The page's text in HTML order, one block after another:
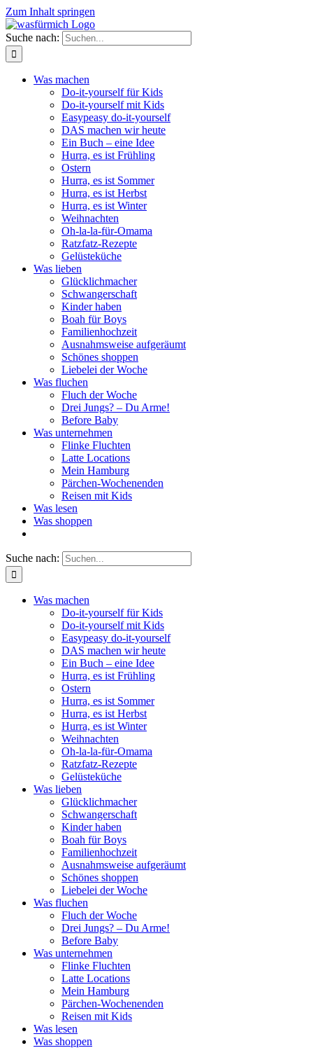
Zum Inhalt springen
Suche nach:
Was machen
Do-it-yourself für Kids
Do-it-yourself mit Kids
Easypeasy do-it-yourself
DAS machen wir heute
Ein Buch – eine Idee
Hurra, es ist Frühling
Ostern
Hurra, es ist Sommer
Hurra, es ist Herbst
Hurra, es ist Winter
Weihnachten
Oh-la-la-für-Omama
Ratzfatz-Rezepte
Gelüsteküche
Was lieben
Glücklichmacher
Schwangerschaft
Kinder haben
Boah für Boys
Familienhochzeit
Ausnahmsweise aufgeräumt
Schönes shoppen
Liebelei der Woche
Was fluchen
Fluch der Woche
Drei Jungs? – Du Arme!
Before Baby
Was unternehmen
Flinke Fluchten
Latte Locations
Mein Hamburg
Pärchen-Wochenenden
Reisen mit Kids
Was lesen
Was shoppen
Suche nach:
Was machen
Do-it-yourself für Kids
Do-it-yourself mit Kids
Easypeasy do-it-yourself
DAS machen wir heute
Ein Buch – eine Idee
Hurra, es ist Frühling
Ostern
Hurra, es ist Sommer
Hurra, es ist Herbst
Hurra, es ist Winter
Weihnachten
Oh-la-la-für-Omama
Ratzfatz-Rezepte
Gelüsteküche
Was lieben
Glücklichmacher
Schwangerschaft
Kinder haben
Boah für Boys
Familienhochzeit
Ausnahmsweise aufgeräumt
Schönes shoppen
Liebelei der Woche
Was fluchen
Fluch der Woche
Drei Jungs? – Du Arme!
Before Baby
Was unternehmen
Flinke Fluchten
Latte Locations
Mein Hamburg
Pärchen-Wochenenden
Reisen mit Kids
Was lesen
Was shoppen